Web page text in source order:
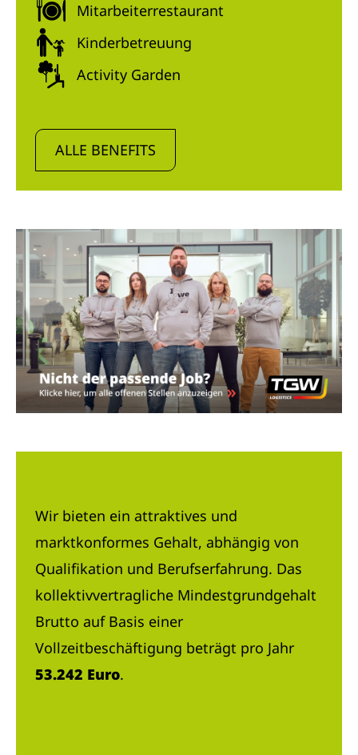
Mitarbeiterrestaurant
Kinderbetreuung
Activity Garden
ALLE BENEFITS
Wir bieten ein attraktives und
marktkonformes Gehalt, abhängig von
Qualifikation und Berufserfahrung. Das
kollektivvertragliche Mindestgrundgehalt
Brutto auf Basis einer
Vollzeitbeschäftigung beträgt pro Jahr
53.242 Euro.